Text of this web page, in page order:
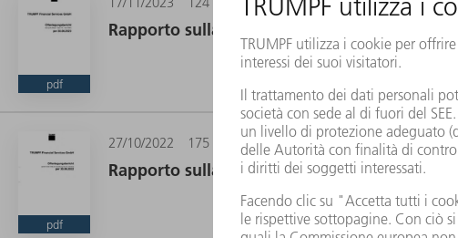
pdf
Rapporto sulla trasparenza ai sensi del § 26a
pdf
27/10/2022 175 KB
Rapporto sulla trasparenza ai sensi del CRR -